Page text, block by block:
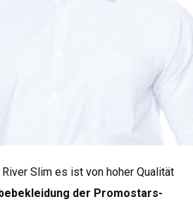
und die verwendeten
ihnen geschätzte Qualität und
Slim es ist von hoher Qualität
der Promostars-